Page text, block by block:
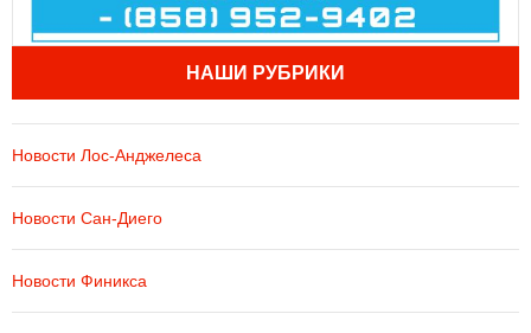
НАШИ РУБРИКИ
Новости Лос-Анджелеса
Новости Сан-Диего
Новости Финикса